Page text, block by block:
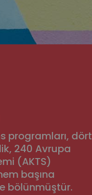
programları, dört
240 Avrupa
(AKTS)
başına
bölünmüştür.